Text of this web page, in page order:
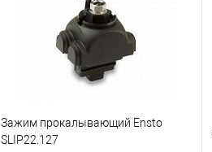
Зажим прокалывающий Ensto
SLIP22.127